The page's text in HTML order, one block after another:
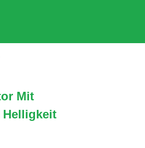
Mit
Helligkeit